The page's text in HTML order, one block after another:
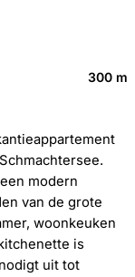
300 m
modern
van de grote
woonkeuken
is
uit tot